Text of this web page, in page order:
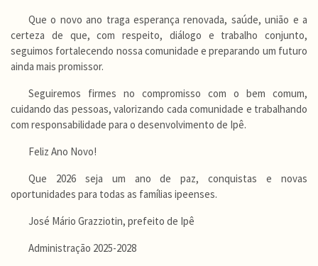
Que o novo ano traga esperança renovada, saúde, união e a
certeza de que, com respeito, diálogo e trabalho conjunto,
seguimos fortalecendo nossa comunidade e preparando um futuro
ainda mais promissor.
Seguiremos firmes no compromisso com o bem comum,
cuidando das pessoas, valorizando cada comunidade e trabalhando
com responsabilidade para o desenvolvimento de Ipê.
Feliz Ano Novo!
Que 2026 seja um ano de paz, conquistas e novas
oportunidades para todas as famílias ipeenses.
José Mário Grazziotin, prefeito de Ipê
Administração 2025-2028